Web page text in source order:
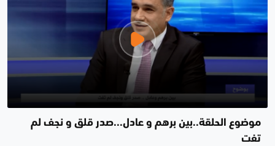
موضوع الحلقة..بين برهم و عادل...صدر قلق و نجف لم
تفت